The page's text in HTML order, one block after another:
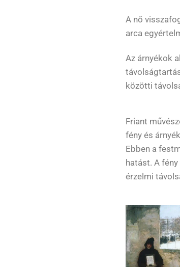
A nő
arca
Az árnyékok
közötti
Friant
fény és
Ebben a
hatást. A
érzelmi